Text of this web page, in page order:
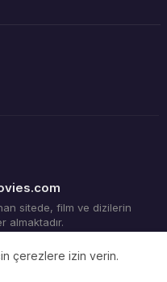
sitede, film ve dizilerin
almaktadır.
çerezlere izin verin.